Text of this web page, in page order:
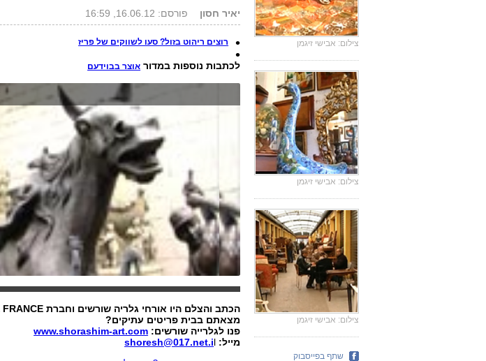
יאיר חסון פורסם: 16.06.12, 16:59
רוצים ריהוט בזול? סעו לשווקים של פריז
לכתבות נוספות במדור אוצר בבוידעם
הכתב והצלם היו אורחי גלריה שורשים וחברת TOURS DE FRANCE
מצאתם בבית פריטים עתיקים?
פנו לגלרייה שורשים: www.shorashim-art.com
מייל: shoresh@017.net.il
צילום: אבישי זיגמן
צילום: אבישי זיגמן
צילום: אבישי זיגמן
שתף בפייסבוק